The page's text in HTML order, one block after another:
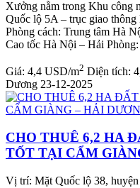
Xưởng nằm trong Khu công
Quốc lộ 5A – trục giao
Phòng cách: Trung tâm Hà
Cao tốc Hà Nội – Hải
Giá: 4,4 USD/m2 Diện tích:
Dương 23-12-2025
CHO THUÊ 6,2 HA
TỐT TẠI CẨM
Vị trí: Mặt Quốc lộ 38,